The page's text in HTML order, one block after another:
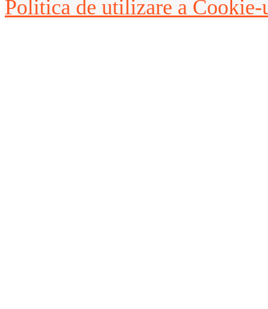
Politica de utilizare a